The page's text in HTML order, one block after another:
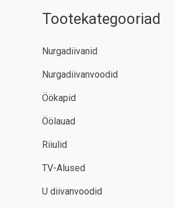
Tootekategooriad
Nurgadiivanid
Nurgadiivanvoodid
Öökapid
Öölauad
Riiulid
TV-Alused
U diivanvoodid